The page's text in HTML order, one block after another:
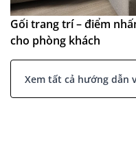
Gối trang trí – điểm
cho phòng khách
Xem tất cả hướng dẫn